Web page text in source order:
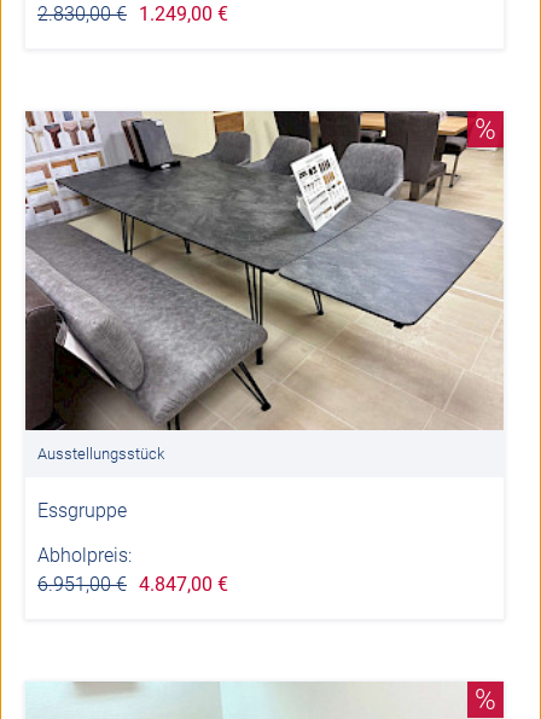
2.830,00 € 1.249,00 €
%
Ausstellungsstück
Essgruppe
Abholpreis:
6.951,00 € 4.847,00 €
%